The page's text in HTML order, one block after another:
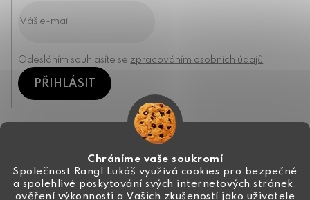
Chráníme vaše soukromí
Společnost Rangl Lukáš využívá cookies pro bezpečné
a spolehlivé poskytování svých internetových stránek,
ověření výkonnosti a Vašich zkušeností jako uživatele
Odesláním souhlasíte se zpracováním osobních údajů
PŘIHLÁSIT
+420 774 444 191